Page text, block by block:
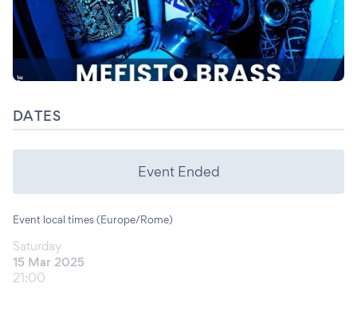
DATES
Event Ended
Event local times (Europe/Rome)
Saturday
15 Mar 2025
21:00